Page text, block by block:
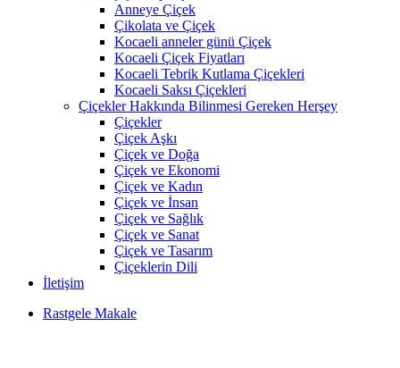
Anneye Çiçek
Çikolata ve Çiçek
Kocaeli anneler günü Çiçek
Kocaeli Çiçek Fiyatları
Kocaeli Tebrik Kutlama Çiçekleri
Kocaeli Saksı Çiçekleri
Çiçekler Hakkında Bilinmesi Gereken Herşey
Çiçekler
Çiçek Aşkı
Çiçek ve Doğa
Çiçek ve Ekonomi
Çiçek ve Kadın
Çiçek ve İnsan
Çiçek ve Sağlık
Çiçek ve Sanat
Çiçek ve Tasarım
Çiçeklerin Dili
İletişim
Rastgele Makale